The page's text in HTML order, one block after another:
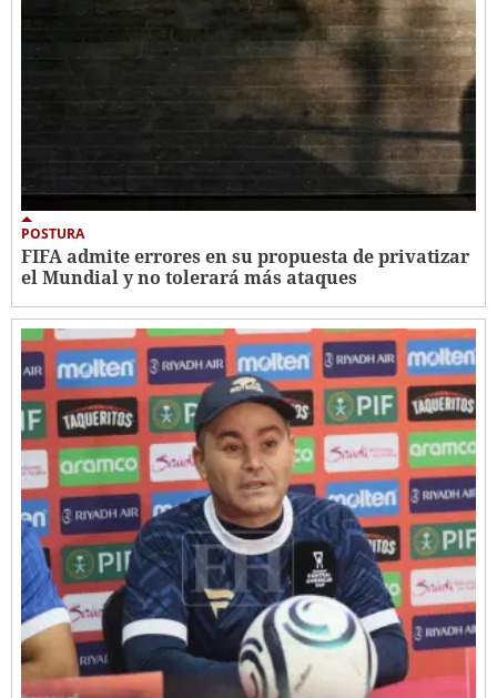
POSTURA
FIFA admite errores en su propuesta de privatizar
el Mundial y no tolerará más ataques